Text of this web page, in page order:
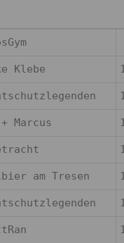
Klebe
Marcus
am Tresen